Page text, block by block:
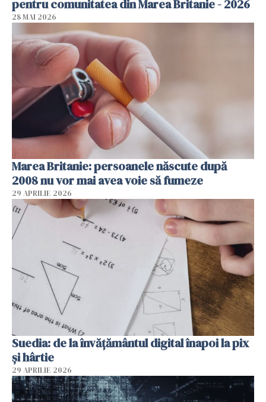
pentru comunitatea din Marea Britanie - 2026
28 MAI 2026
Marea Britanie: persoanele născute după
2008 nu vor mai avea voie să fumeze
29 APRILIE 2026
Suedia: de la învățământul digital înapoi la pix
și hârtie
29 APRILIE 2026